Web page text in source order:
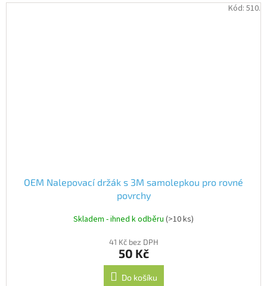
OEM Nalepovací držák s 3M samolepkou pro rovné
povrchy
Skladem - ihned k odběru (>10 ks)
41 Kč bez DPH
50 Kč
Do košíku
Kód: 510.